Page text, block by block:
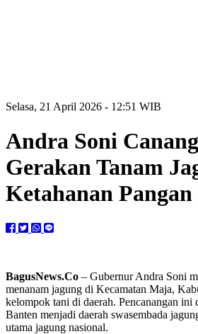
Selasa, 21 April 2026 - 12:51 WIB
Andra Soni
Gerakan Tanam
Ketahanan
BagusNews.Co – Gubernur Andra Soni
menanam jagung di Kecamatan Maja,
kelompok tani di daerah. Pencanangan ini
Banten menjadi daerah swasembada
utama jagung nasional.